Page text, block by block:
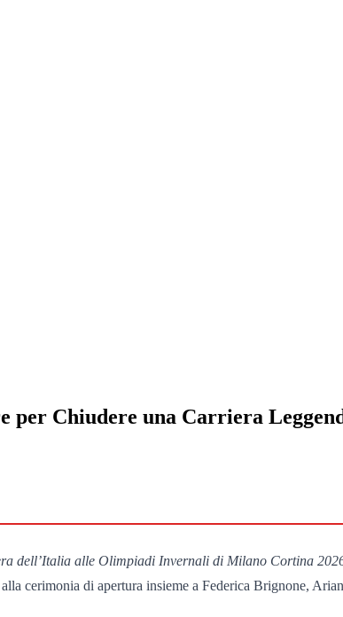
per Chiudere una Carriera
dell’Italia alle Olimpiadi Invernali di Milano Cortina
cerimonia di apertura insieme a Federica Brignone,